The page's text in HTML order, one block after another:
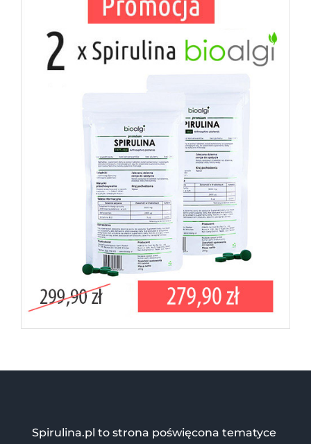
Spirulina.pl to strona poświęcona tematyce